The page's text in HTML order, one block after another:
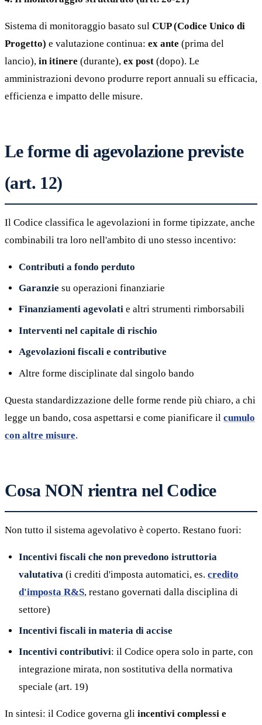
Sistema di monitoraggio basato sul CUP (Codice Unico di
Progetto) e valutazione continua: ex ante (prima del
lancio), in itinere (durante), ex post (dopo). Le
amministrazioni devono produrre report annuali su efficacia,
efficienza e impatto delle misure.
Le forme di agevolazione previste
(art. 12)
Il Codice classifica le agevolazioni in forme tipizzate, anche
combinabili tra loro nell'ambito di uno stesso incentivo:
Contributi a fondo perduto
Garanzie su operazioni finanziarie
Finanziamenti agevolati e altri strumenti rimborsabili
Interventi nel capitale di rischio
Agevolazioni fiscali e contributive
Altre forme disciplinate dal singolo bando
Questa standardizzazione delle forme rende più chiaro, a chi
legge un bando, cosa aspettarsi e come pianificare il cumulo
con altre misure.
Cosa NON rientra nel Codice
Non tutto il sistema agevolativo è coperto. Restano fuori:
Incentivi fiscali che non prevedono istruttoria
valutativa (i crediti d'imposta automatici, es. credito
d'imposta R&S, restano governati dalla disciplina di
settore)
Incentivi fiscali in materia di accise
Incentivi contributivi: il Codice opera solo in parte, con
integrazione mirata, non sostitutiva della normativa
speciale (art. 19)
In sintesi: il Codice governa gli incentivi complessi e